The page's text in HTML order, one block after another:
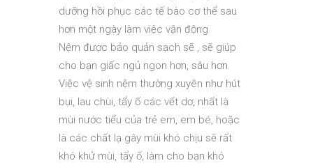
dưỡng hồi phục các tế bào cơ thể sau
hơn một ngày làm việc vận động.
Nệm được bảo quản sạch sẽ , sẽ giúp
cho bạn giấc ngủ ngon hơn, sâu hơn.
Việc vệ sinh nệm thường xuyên như hút
bụi, lau chùi, tẩy ố các vết dơ, nhất là
mùi nước tiểu của trẻ em, em bé, hoặc
là các chất lạ gây mùi khó chịu sẽ rất
khó khử mùi, tẩy ố, làm cho bạn khó